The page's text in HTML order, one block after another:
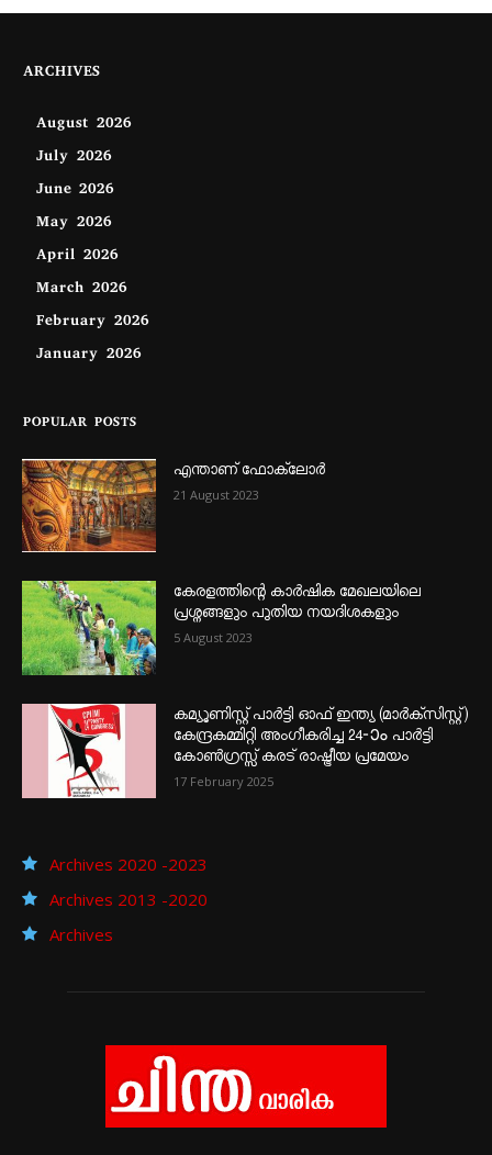
ARCHIVES
August 2026
July 2026
June 2026
May 2026
April 2026
March 2026
February 2026
January 2026
POPULAR POSTS
എന്താണ്‌ ഫോക്‌ലോർ
21 August 2023
കേരളത്തിന്റെ കാർഷിക മേഖലയിലെ
പ്രശ്നങ്ങളും പുതിയ നയദിശകളും
5 August 2023
കമ്യൂണിസ്റ്റ് പാർട്ടി ഓഫ് ഇന്ത്യ (മാർക്സിസ്റ്റ്)
കേന്ദ്രകമ്മിറ്റി അംഗീകരിച്ച 24‐ാം പാർട്ടി
കോൺഗ്രസ്സ് കരട് രാഷ്ട്രീയ പ്രമേയം
17 February 2025
Archives 2020 -2023
Archives 2013 -2020
Archives